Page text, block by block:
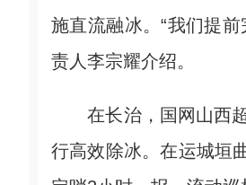
施直流融冰。“我们提
责人李宗耀介绍。
在长治，国网山西超
行高效除冰。在运城垣